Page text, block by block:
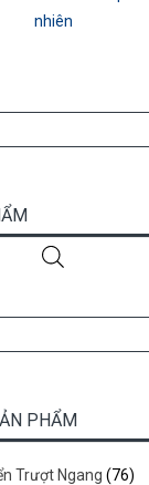
nhiên
PHẨM
Trượt Ngang (76)